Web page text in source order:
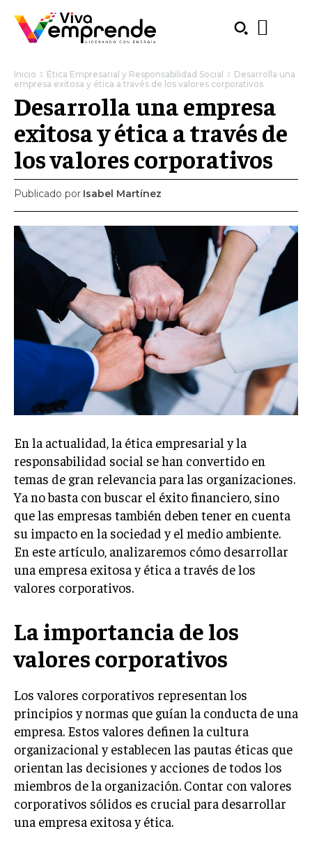
SUBSCRIBE
Welcome to Liberty Case
We have a curated list of the most noteworthy news from all
across the globe. With any subscription plan, you get access
exclusive articlesthat let you stay ahead of the curve.
Your Profile
LIFESTYLE
MARKETING
AGENCIAS DE MARKETING
AGENCIAS DE POSICIONAMIENTO WEB SEO
VENTA DE ENLACES
MARKETING DIGITAL
PUBLICIDAD
Inicio Ética Empresarial y Responsabilidad Social
Desarrolla una
empresa exitosa y ética a través de los valores corporativos
Desarrolla una empresa
exitosa y ética a través de
los valores corporativos
Publicado por Isabel Martínez
En la actualidad, la ética empresarial y la
responsabilidad social se han convertido en
temas de gran relevancia para las organizaciones.
Ya no basta con buscar el éxito financiero, sino
que las empresas también deben tener en cuenta
su impacto en la sociedad y el medio ambiente.
En este artículo, analizaremos cómo desarrollar
una empresa exitosa y ética a través de los
valores corporativos.
La importancia de los
valores corporativos
Los valores corporativos representan los
principios y normas que guían la conducta de una
empresa. Estos valores definen la cultura
organizacional y establecen las pautas éticas que
orientan las decisiones y acciones de todos los
miembros de la organización. Contar con valores
corporativos sólidos es crucial para desarrollar
una empresa exitosa y ética.